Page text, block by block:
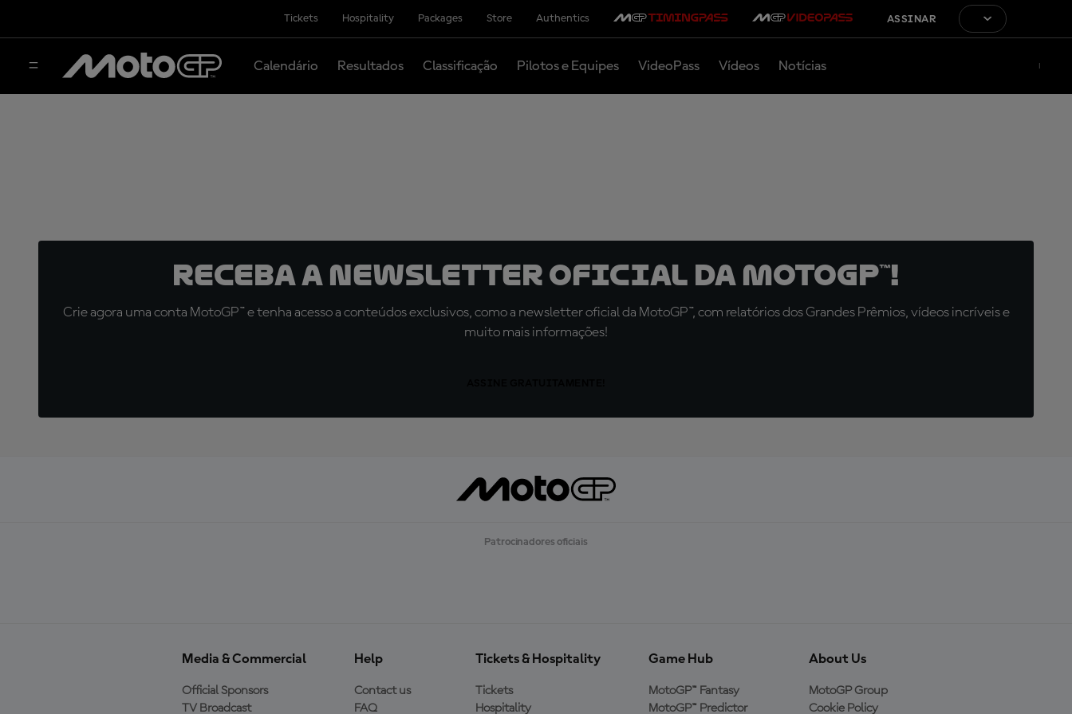
Tickets Hospitality Packages Store Authentics ASSINAR
Calendário Resultados Classificação Pilotos e Equipes VideoPass Vídeos Notícias
Receba a newsletter oficial da MotoGP™!
Crie agora uma conta MotoGP™ e tenha acesso a conteúdos exclusivos, como a newsletter oficial da MotoGP™, com relatórios dos Grandes Prêmios, vídeos incríveis e
muito mais informações!
Patrocinadores oficiais
Media & Commercial
Official Sponsors
TV Broadcast
Help
Contact us
FAQ
Tickets & Hospitality
Tickets
Hospitality
Game Hub
MotoGP™ Fantasy
MotoGP™ Predictor
About Us
MotoGP Group
Cookie Policy